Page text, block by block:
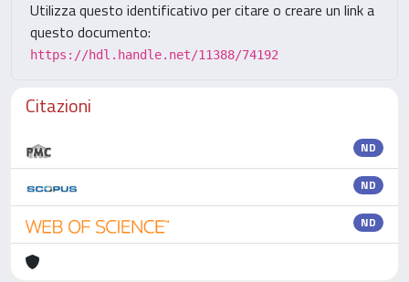
Utilizza questo identificativo per citare o creare un link a
questo documento:
https://hdl.handle.net/11388/74192
Citazioni
ND
ND
ND